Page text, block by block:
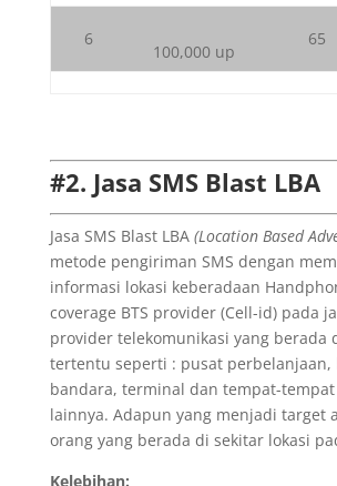
6
100,000 up
65
#2. Jasa SMS Blast LBA
Jasa SMS Blast LBA (Location Based
metode pengiriman SMS dengan
informasi lokasi keberadaan
coverage BTS provider (Cell-id) pada
provider telekomunikasi yang berada
tertentu seperti : pusat perbelanjaan,
bandara, terminal dan tempat-
lainnya. Adapun yang menjadi target
orang yang berada di sekitar lokasi
Kelebihan: